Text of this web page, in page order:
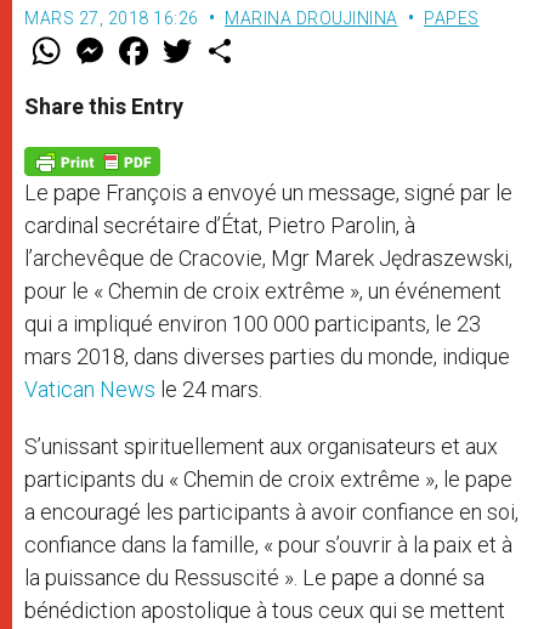
MARS 27, 2018 16:26 MARINA DROUJININA PAPES
W
t
s
p
p
M
e
s
e
g
e
r
F
a
e
b
o
k
w
Share this Entry
Le pape François a envoyé un message, signé par le
cardinal secrétaire d’État, Pietro Parolin, à
l’archevêque de Cracovie, Mgr Marek Jędraszewski,
pour le « Chemin de croix extrême », un événement
qui a impliqué environ 100 000 participants, le 23
mars 2018, dans diverses parties du monde, indique
Vatican News le 24 mars.
S’unissant spirituellement aux organisateurs et aux
participants du « Chemin de croix extrême », le pape
a encouragé les participants à avoir confiance en soi,
confiance dans la famille, « pour s’ouvrir à la paix et à
la puissance du Ressuscité ». Le pape a donné sa
bénédiction apostolique à tous ceux qui se mettent